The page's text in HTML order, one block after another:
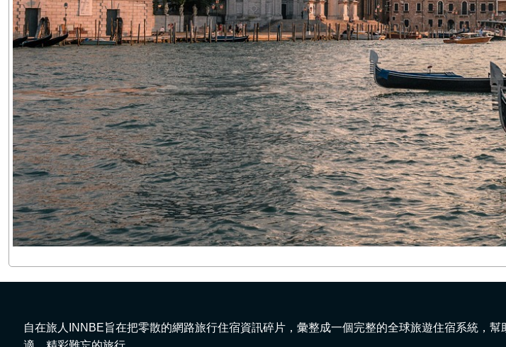
自在旅人INNBE旨在把零散的網路旅行住宿資訊碎片，彙整成一個完整的全球旅遊住宿系統，